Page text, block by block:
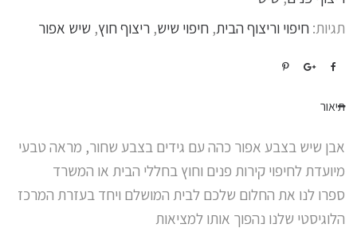
תגיות: חיפוי וריצוף הבית, חיפוי שיש, ריצוף חוץ, שיש אפור
תיאור
אבן שיש בצבע אפור כהה עם גידים בצבע שחור, מראה טבעי
מיועדת לחיפוי קירות פנים וחוץ בחללי הבית או המשרד
ספרו לנו את החלום שלכם לבית המושלם ויחד בעזרת המרכז
הלוגיסטי שלנו נהפוך אותו למציאות